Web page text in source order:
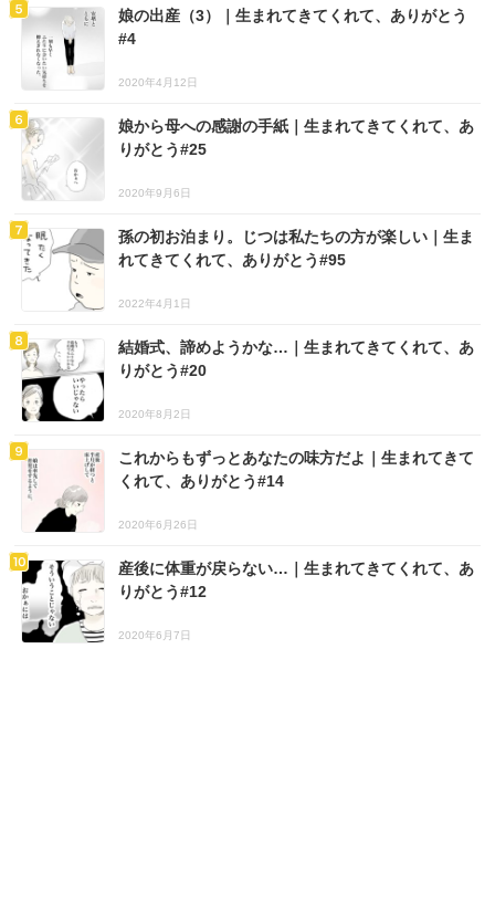
娘の出産（3）｜生まれてきてくれて、ありがとう
#4
2020年4月12日
娘から母への感謝の手紙｜生まれてきてくれて、あ
りがとう#25
2020年9月6日
孫の初お泊まり。じつは私たちの方が楽しい｜生ま
れてきてくれて、ありがとう#95
2022年4月1日
結婚式、諦めようかな…｜生まれてきてくれて、あ
りがとう#20
2020年8月2日
これからもずっとあなたの味方だよ｜生まれてきて
くれて、ありがとう#14
2020年6月26日
産後に体重が戻らない…｜生まれてきてくれて、あ
りがとう#12
2020年6月7日